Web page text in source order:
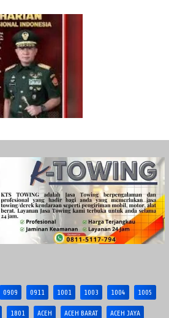
0909 0911 1001 1003 1004 1005
1801 ACEH ACEH BARAT ACEH JAYA